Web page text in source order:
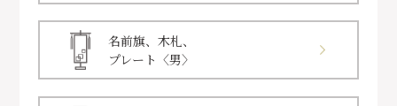
名前旗、木札、
プレート〈男〉